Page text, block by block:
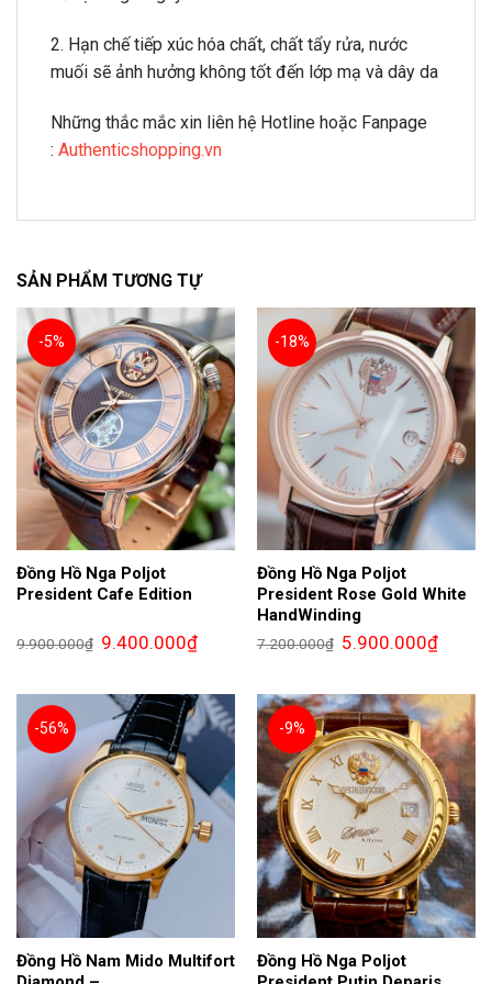
2. Hạn chế tiếp xúc hóa chất, chất tẩy rửa, nước
muối sẽ ảnh hưởng không tốt đến lớp mạ và dây da
Những thắc mắc xin liên hệ Hotline hoặc Fanpage
: Authenticshopping.vn
SẢN PHẨM TƯƠNG TỰ
-5%
Đồng Hồ Nga Poljot
President Cafe Edition
9.900.000₫ Giá
gốc
9.400.000₫Giá
hiện
9.400.000₫.
-18%
Đồng Hồ Nga Poljot
President Rose Gold White
HandWinding
7.200.000₫ Giá
gốc
5.900.000₫Giá
hiện
-56%
Đồng Hồ Nam Mido Multifort
-9%
Đồng Hồ Nga Poljot